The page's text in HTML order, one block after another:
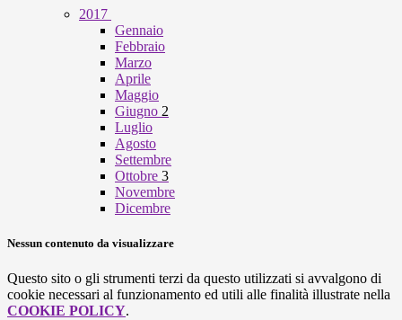
2017
Gennaio
Febbraio
Marzo
Aprile
Maggio
Giugno 2
Luglio
Agosto
Settembre
Ottobre 3
Novembre
Dicembre
Nessun contenuto da visualizzare
Questo sito o gli strumenti terzi da questo utilizzati si avvalgono di
cookie necessari al funzionamento ed utili alle finalità illustrate nella
COOKIE POLICY.